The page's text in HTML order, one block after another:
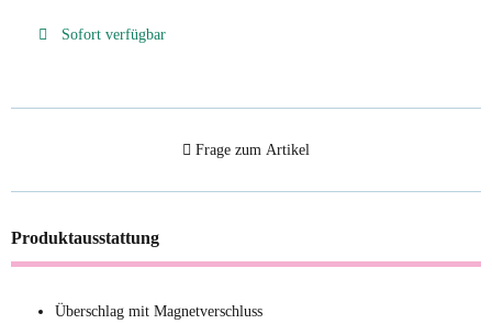
Sofort verfügbar
Frage zum Artikel
Produktausstattung
Überschlag mit Magnetverschluss